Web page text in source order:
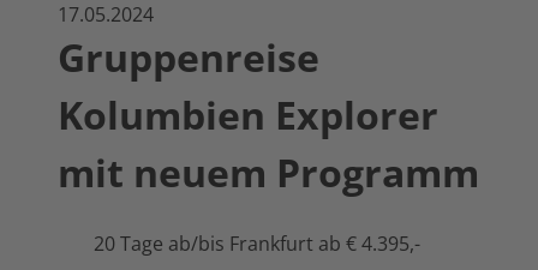
17.05.2024
Gruppenreise
Kolumbien Explorer
mit neuem Programm
20 Tage ab/bis Frankfurt ab € 4.395,-